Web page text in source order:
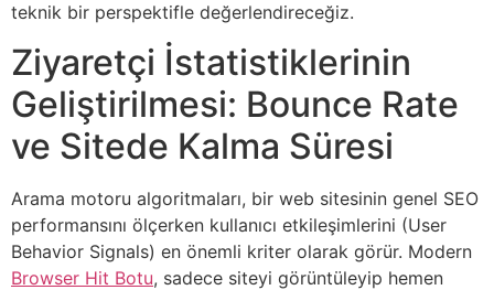
teknik bir perspektifle değerlendireceğiz.
Ziyaretçi İstatistiklerinin
Geliştirilmesi: Bounce Rate
ve Sitede Kalma Süresi
Arama motoru algoritmaları, bir web sitesinin genel SEO
performansını ölçerken kullanıcı etkileşimlerini (User
Behavior Signals) en önemli kriter olarak görür. Modern
Browser Hit Botu, sadece siteyi görüntüleyip hemen